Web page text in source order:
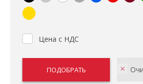
Цена с НДС